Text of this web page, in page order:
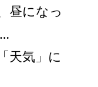
昼になっ
…
天気」に